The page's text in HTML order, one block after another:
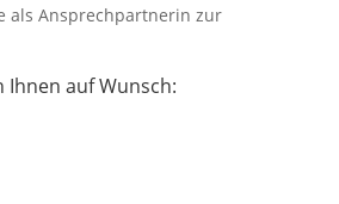
als Ansprechpartnerin zur
Ihnen auf Wunsch: